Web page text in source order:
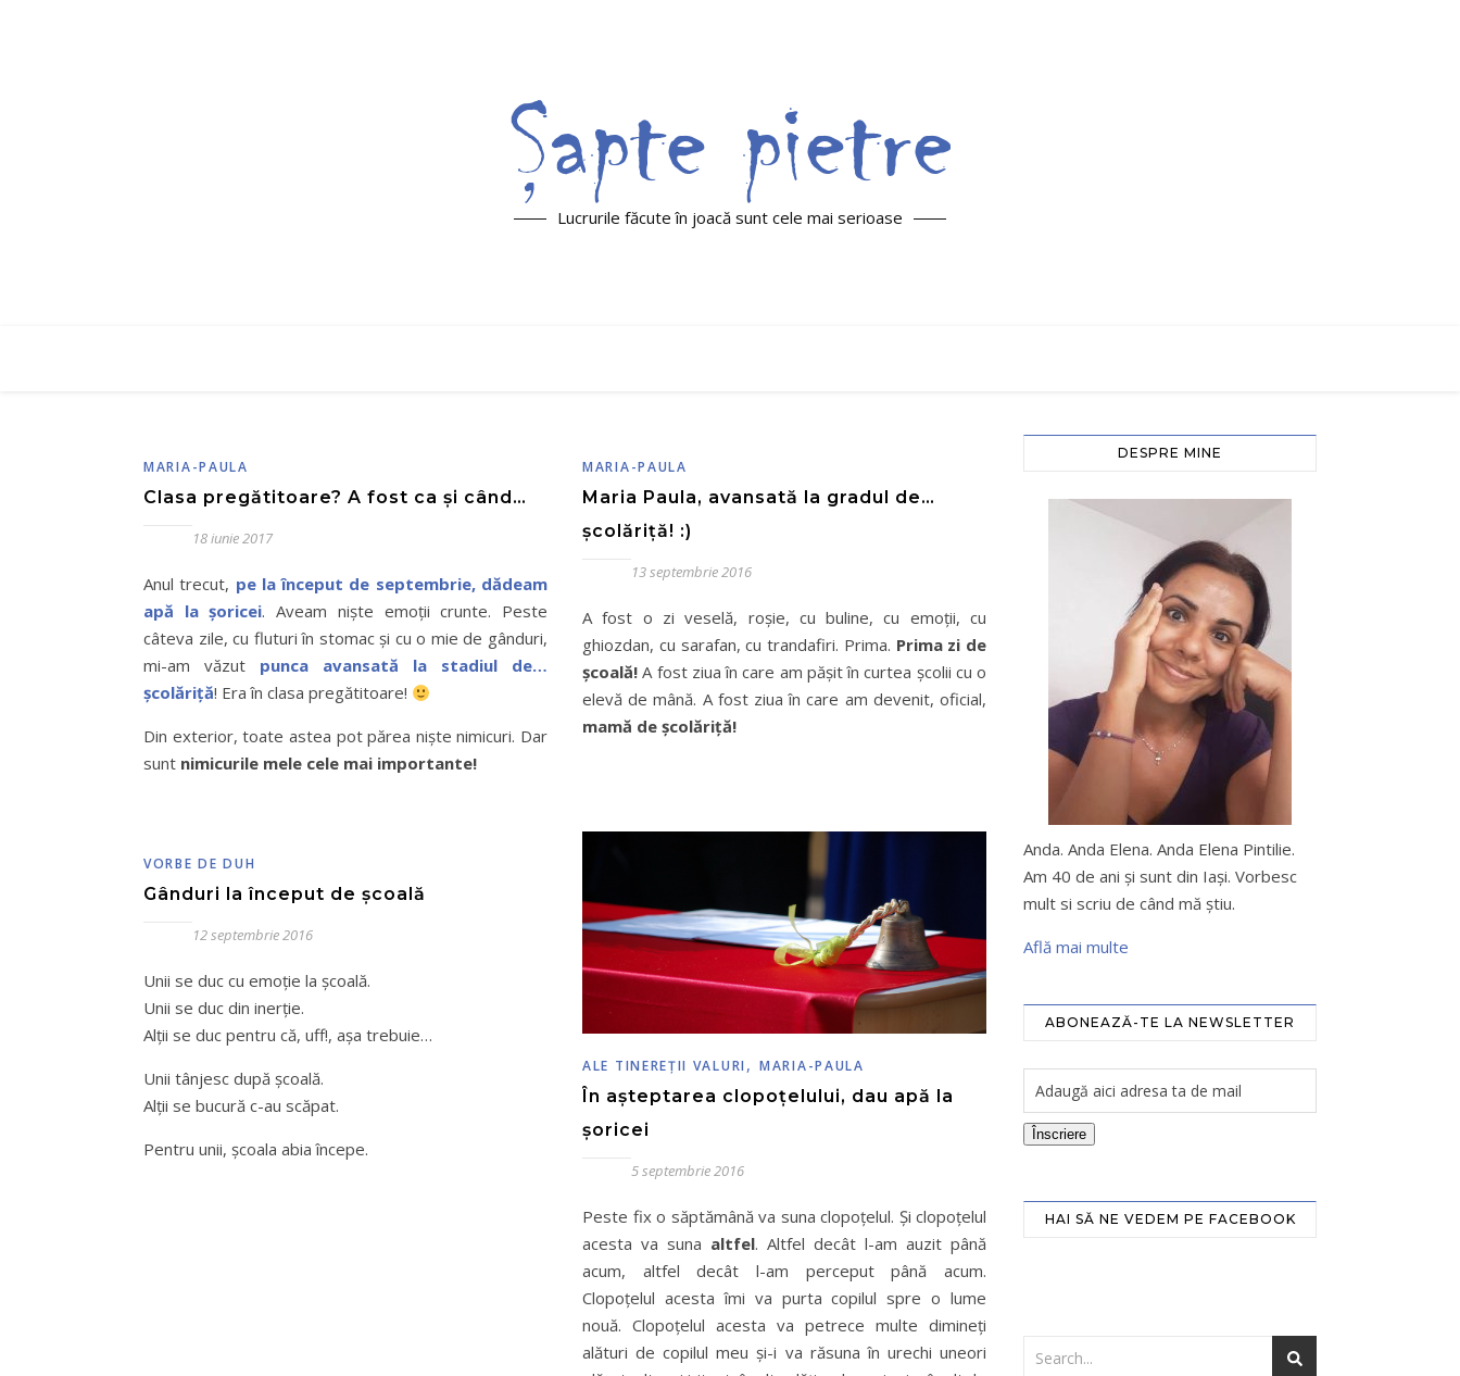
Lucrurile făcute în joacă sunt cele mai serioase
MARIA-PAULA
Clasa pregătitoare? A fost ca și când…
18 iunie 2017
Anul trecut, pe la început de septembrie, dădeam
apă la șoricei. Aveam niște emoții crunte. Peste
câteva zile, cu fluturi în stomac și cu o mie de gânduri,
mi-am văzut punca avansată la stadiul de…
școlăriță! Era în clasa pregătitoare!
Din exterior, toate astea pot părea niște nimicuri. Dar
sunt nimicurile mele cele mai importante!
MARIA-PAULA
Maria Paula, avansată la gradul de…
școlăriță! :)
13 septembrie 2016
A fost o zi veselă, roșie, cu buline, cu emoții, cu
ghiozdan, cu sarafan, cu trandafiri. Prima. Prima zi de
școală! A fost ziua în care am pășit în curtea școlii cu o
elevă de mână. A fost ziua în care am devenit, oficial,
mamă de școlăriță!
VORBE DE DUH
Gânduri la început de școală
12 septembrie 2016
Unii se duc cu emoție la școală.
Unii se duc din inerție.
Alții se duc pentru că, uff!, așa trebuie…
Unii tânjesc după școală.
Alții se bucură c-au scăpat.
Pentru unii, școala abia începe.
ALE TINEREŢII VALURI , MARIA-PAULA
În așteptarea clopoțelului, dau apă la
șoricei
5 septembrie 2016
Peste fix o săptămână va suna clopoțelul. Și clopoțelul
acesta va suna altfel. Altfel decât l-am auzit până
acum, altfel decât l-am perceput până acum.
Clopoțelul acesta îmi va purta copilul spre o lume
nouă. Clopoțelul acesta va petrece multe dimineți
alături de copilul meu și-i va răsuna în urechi uneori
DESPRE MINE
Anda. Anda Elena. Anda Elena Pintilie.
Am 40 de ani şi sunt din Iaşi. Vorbesc
mult si scriu de când mă ştiu.
Află mai multe
ABONEAZĂ-TE LA NEWSLETTER
Înscriere
HAI SĂ NE VEDEM PE FACEBOOK